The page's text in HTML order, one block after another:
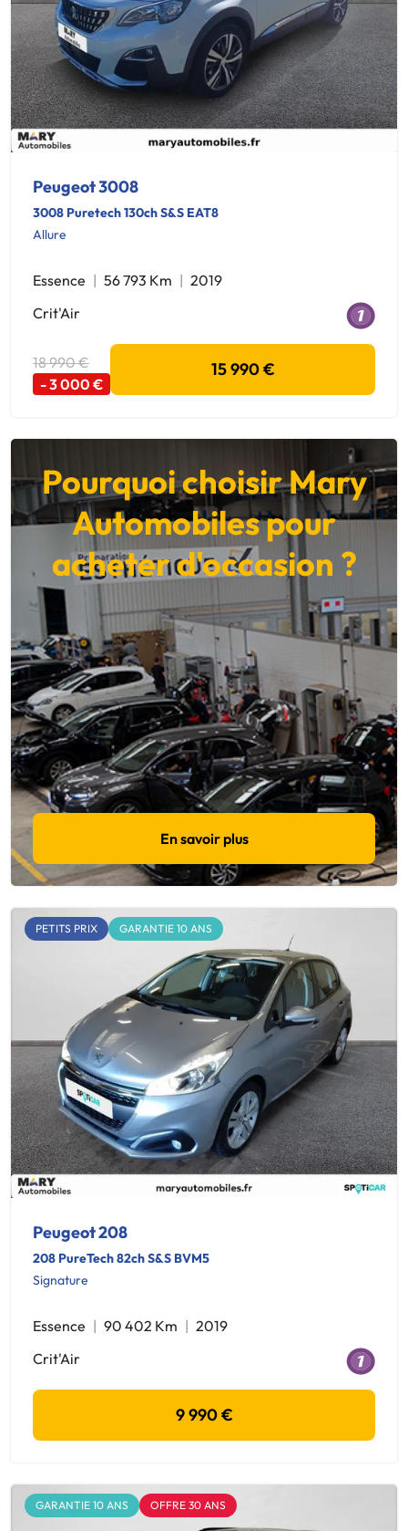
Peugeot 3008
3008 Puretech 130ch S&S EAT8
Allure
Essence 56 793 Km
2019
Crit'Air
18 990 €
- 3 000 €
15 990 €
Pourquoi choisir Mary
Automobiles pour
acheter d'occasion ?
En savoir plus
PETITS PRIX GARANTIE 10 ANS
Peugeot 208
208 PureTech 82ch S&S BVM5
Signature
Essence 90 402 Km
2019
Crit'Air
9 990 €
GARANTIE 10 ANS OFFRE 30 ANS